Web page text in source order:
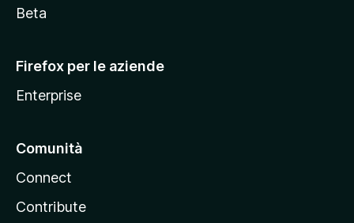
i
a
Beta
Firefox per le aziende
Enterprise
Comunità
Connect
Contribute